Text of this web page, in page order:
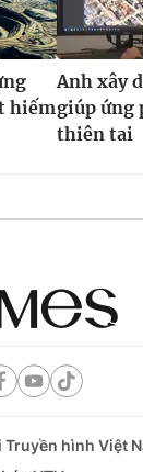
hiếm
Anh xây
giúp ứng
thiên tai
Truyền hình Việt